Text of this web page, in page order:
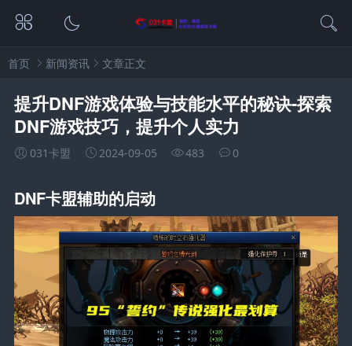
首页 新闻资讯 文章正文
提升DNF游戏体验与技能水平的秘诀-探索
DNF游戏技巧，提升个人实力
031卡盟 2024-09-05 483 0
DNF卡盟辅助的启动